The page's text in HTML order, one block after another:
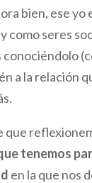
bien, ese yo
como seres
conociéndolo
a la relación
que
tenemos
en la que nos